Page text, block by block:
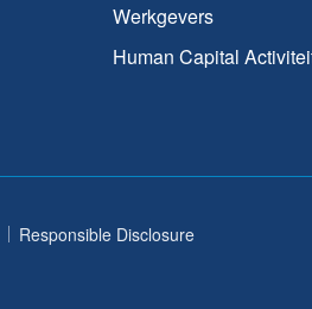
Werkgevers
Human Capital
Responsible Disclosure